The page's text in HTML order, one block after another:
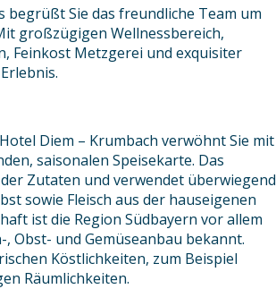
begrüßt Sie das freundliche Team um
großzügigen Wellnessbereich,
Feinkost Metzgerei und exquisiter
Diem – Krumbach verwöhnt Sie mit
saisonalen Speisekarte. Das
Zutaten und verwendet überwiegend
sowie Fleisch aus der hauseigenen
ist die Region Südbayern vor allem
Obst- und Gemüseanbau bekannt.
Köstlichkeiten, zum Beispiel
Räumlichkeiten.